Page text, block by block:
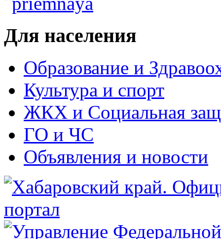
Для населения
Образование и
Культура и спорт
ЖКХ и Социальная
ГО и ЧС
Объявления и новости